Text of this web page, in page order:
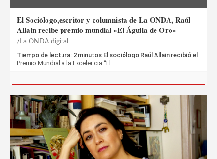
El Sociólogo,escritor y columnista de La ONDA, Raúl
Allain recibe premio mundial «El Águila de Oro»
La ONDA digital
Tiempo de lectura: 2 minutos El sociólogo Raúl Allain recibió el
Premio Mundial a la Excelencia “El…